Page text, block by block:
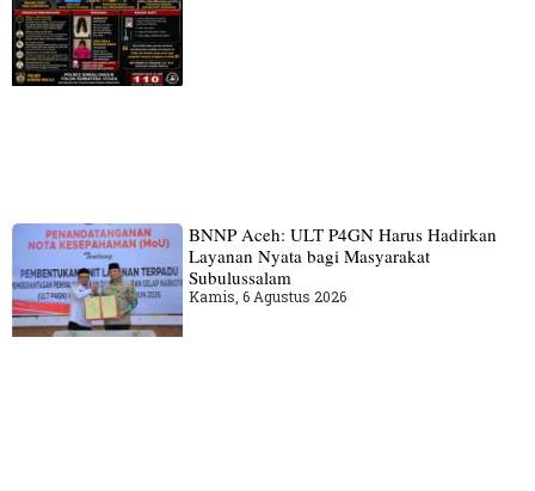
BNNP Aceh: ULT P4GN Harus Hadirkan
Layanan Nyata bagi Masyarakat
Subulussalam
Kamis, 6 Agustus 2026